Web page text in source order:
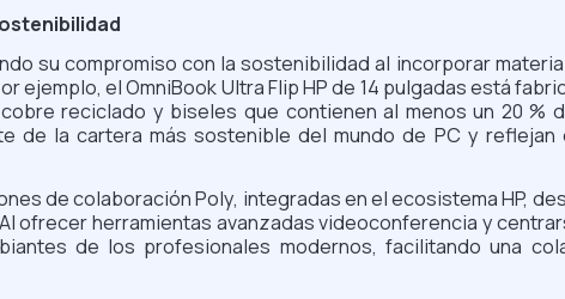
su compromiso con la sostenibilidad al incorporar
ejemplo, el OmniBook Ultra Flip HP de 14 pulgadas está
reciclado y biseles que contienen al menos un 20 %
de la cartera más sostenible del mundo de PC y
de colaboración Poly, integradas en el ecosistema HP,
ofrecer herramientas avanzadas videoconferencia y
de los profesionales modernos, facilitando una